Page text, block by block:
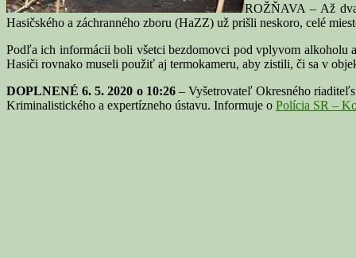
ROŽŇAVA – Až
Hasičského a záchranného zboru (HaZZ) už prišli neskoro, celé
Podľa ich informácii boli všetci bezdomovci pod vplyvom
Hasiči rovnako museli použiť aj termokameru, aby zistili, či sa v
DOPLNENÉ 6. 5. 2020 o 10:26– Vyšetrovateľ Okresného
Kriminalistického a expertízneho ústavu. Informuje o Polícia SR –